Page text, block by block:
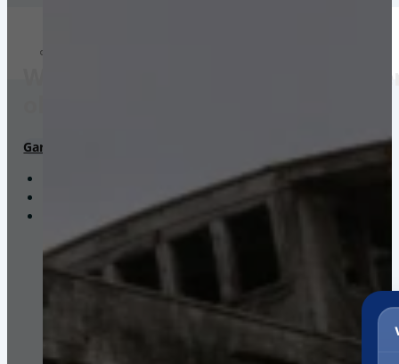
Garantierte Gesamtkosten*
Ein Portal. Viele Versanddienstleister.
Zollabwicklung & Kundenservice bis zur Auslieferung.